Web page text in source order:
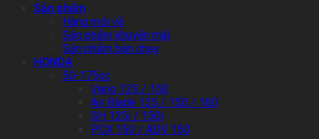
Sản phẩm
Hàng mới về
Sản phẩm khuyến mãi
Sản phẩm bán chạy
HONDA
50-175cc
Vario 125 / 150
Air Blade 125 / 150 / 160
SH 125i / 150i
PCX 150 / ADV 150